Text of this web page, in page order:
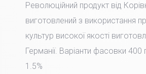
Революційний продукт від
виготовлений з використання
культур високої якості
Германії. Варіанти фасовки 400
1.5%